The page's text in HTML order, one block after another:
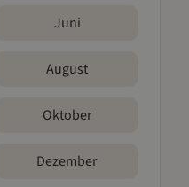
Juni
August
Oktober
Dezember